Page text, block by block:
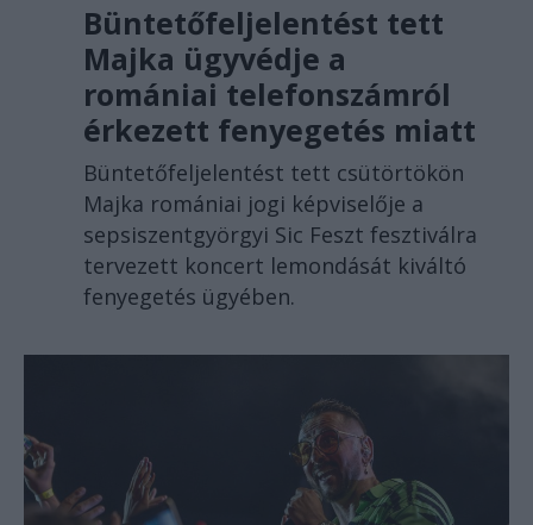
Büntetőfeljelentést tett
Majka ügyvédje a
romániai telefonszámról
érkezett fenyegetés miatt
Büntetőfeljelentést tett csütörtökön
Majka romániai jogi képviselője a
sepsiszentgyörgyi Sic Feszt fesztiválra
tervezett koncert lemondását kiváltó
fenyegetés ügyében.